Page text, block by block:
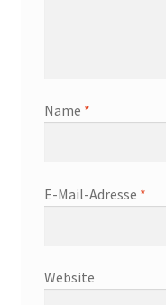
Name *
E-Mail-Adresse *
Website